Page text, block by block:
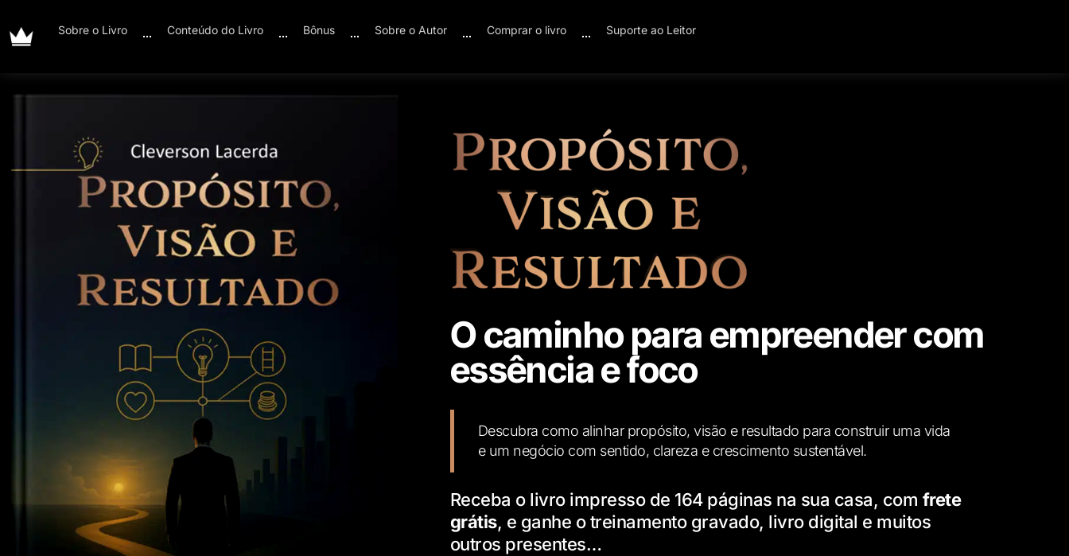
Sobre o Livro Conteúdo do Livro Bônus Sobre o Autor Comprar o livro Suporte ao Leitor
O caminho para empreender com
essência e foco
Descubra como alinhar propósito, visão e resultado para construir uma vida
e um negócio com sentido, clareza e crescimento sustentável.
Receba o livro impresso de 164 páginas na sua casa, com frete
grátis, e ganhe o treinamento gravado, livro digital e muitos
outros presentes…